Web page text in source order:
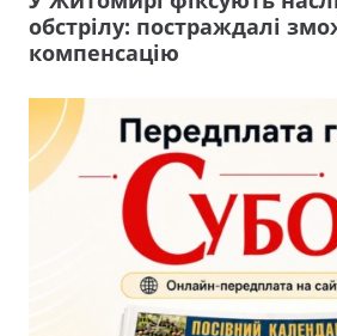
обстрілу: постраждалі
компенсацію